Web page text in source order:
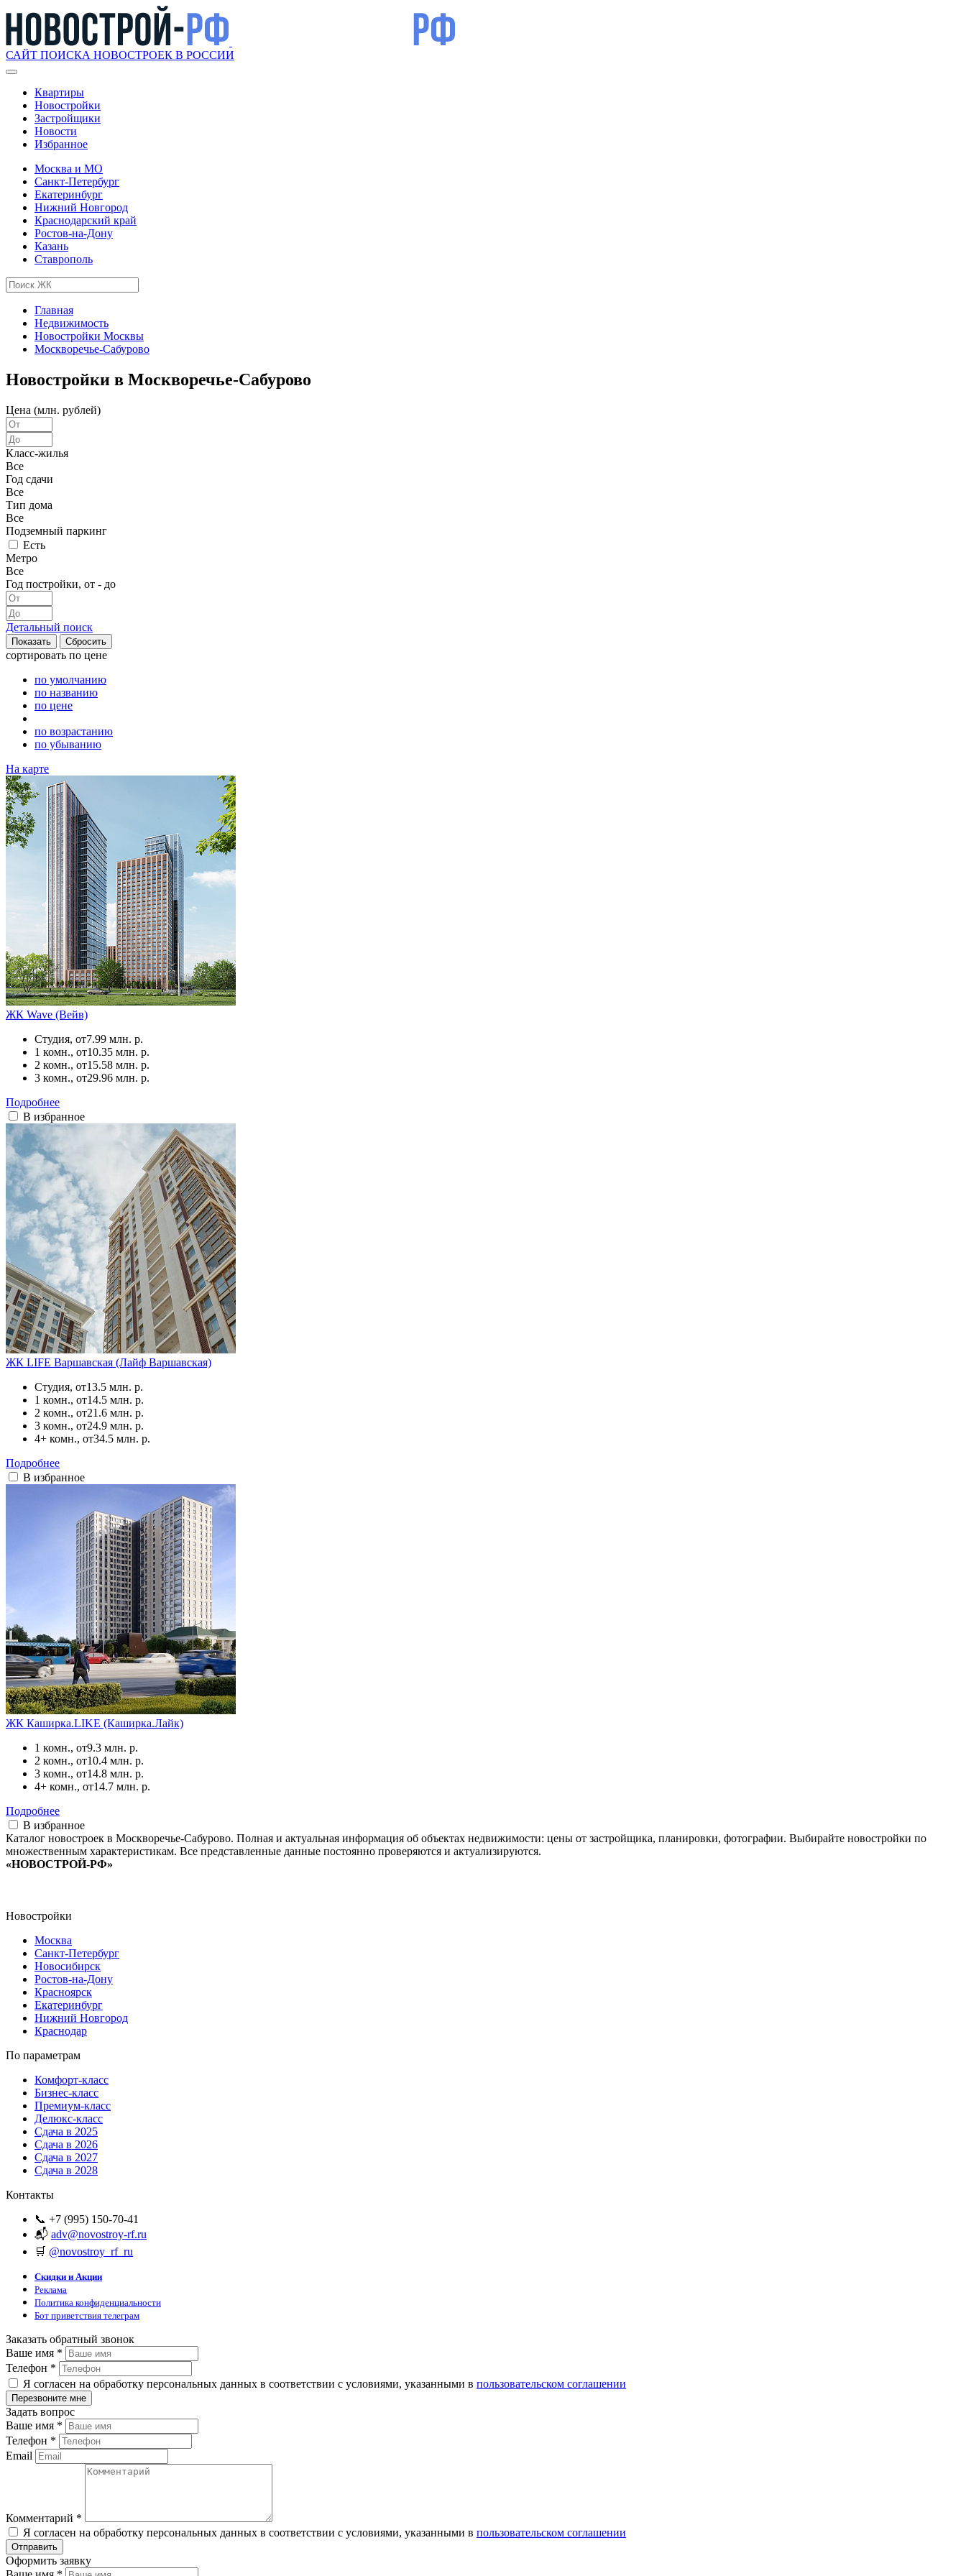
САЙТ ПОИСКА НОВОСТРОЕК В РОССИИ
Квартиры
Новостройки
Застройщики
Новости
Избранное
Москва и МО
Санкт-Петербург
Екатеринбург
Нижний Новгород
Краснодарский край
Ростов-на-Дону
Казань
Ставрополь
Главная
Недвижимость
Новостройки Москвы
Москворечье-Сабурово
Новостройки в Москворечье-Сабурово
Цена (млн. рублей)
Класс-жилья
Все
Год сдачи
Все
Тип дома
Все
Подземный паркинг
Есть
Метро
Все
Год постройки, от - до
Детальный поиск
сортировать по цене
по умолчанию
по названию
по цене
по возрастанию
по убыванию
На карте
ЖК Wave (Вейв)
Студия, от7.99 млн. р.
1 комн., от10.35 млн. р.
2 комн., от15.58 млн. р.
3 комн., от29.96 млн. р.
Подробнее
В избранное
ЖК LIFE Варшавская (Лайф Варшавская)
Студия, от13.5 млн. р.
1 комн., от14.5 млн. р.
2 комн., от21.6 млн. р.
3 комн., от24.9 млн. р.
4+ комн., от34.5 млн. р.
Подробнее
В избранное
ЖК Каширка.LIKE (Каширка.Лайк)
1 комн., от9.3 млн. р.
2 комн., от10.4 млн. р.
3 комн., от14.8 млн. р.
4+ комн., от14.7 млн. р.
Подробнее
В избранное
Каталог новостроек в Москворечье-Сабурово. Полная и актуальная информация об объектах недвижимости: цены от застройщика, планировки, фотографии. Выбирайте новостройки по
множественным характеристикам. Все представленные данные постоянно проверяются и актуализируются.
«НОВОСТРОЙ-РФ»
Новостройки
Москва
Санкт-Петербург
Новосибирск
Ростов-на-Дону
Красноярск
Екатеринбург
Нижний Новгород
Краснодар
По параметрам
Комфорт-класс
Бизнес-класс
Премиум-класс
Делюкс-класс
Сдача в 2025
Сдача в 2026
Сдача в 2027
Сдача в 2028
Контакты
📞 +7 (995) 150-70-41
📬 adv@novostroy-rf.ru
🛒 @novostroy_rf_ru
Скидки и Акции
Реклама
Политика конфиденциальности
Бот приветствия телеграм
Заказать обратный звонок
Ваше имя *
Телефон *
Я согласен на обработку персональных данных в соответствии с условиями, указанными в пользовательском соглашении
Задать вопрос
Ваше имя *
Телефон *
Email
Комментарий *
Я согласен на обработку персональных данных в соответствии с условиями, указанными в пользовательском соглашении
Оформить заявку